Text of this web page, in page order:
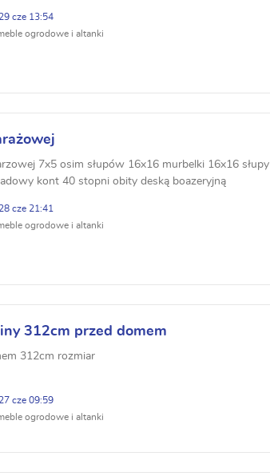
29 cze 13:54
ogrodowe i altanki
7x5 osim słupów 16x16 murbelki 16x16 słupy
kont 40 stopni obity deską boazeryjną
28 cze 21:41
ogrodowe i altanki
312cm przed domem
312cm rozmiar
27 cze 09:59
ogrodowe i altanki